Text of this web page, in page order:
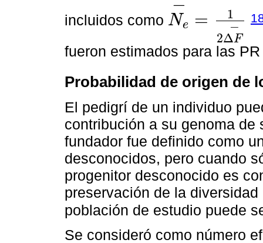
incluidos como Ne
−
=
1
2ΔF
−
N e-=1 ∆F-
fueron estimados para las
Probabilidad de origen de
El pedigrí de un individuo
contribución a su genoma de
fundador fue definido como
desconocidos, pero cuando
progenitor desconocido es
preservación de la
población de estudio puede
Se consideró como número